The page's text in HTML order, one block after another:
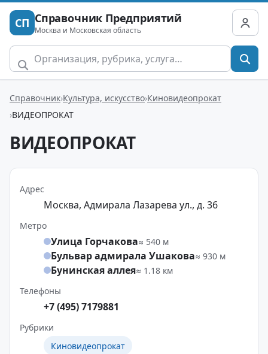
СП Справочник Предприятий
Москва и Московская область
Справочник Культура, искусство Киновидеопрокат
ВИДЕОПРОКАТ
ВИДЕОПРОКАТ
Адрес
Москва, Адмирала Лазарева ул., д. 36
Метро
Улица Горчакова≈ 540 м
Бульвар адмирала Ушакова≈ 930 м
Бунинская аллея≈ 1.18 км
Телефоны
+7 (495) 7179881
Рубрики
Киновидеопрокат